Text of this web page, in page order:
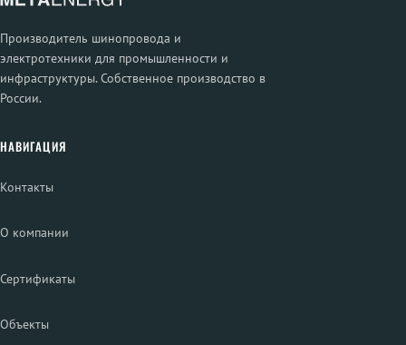
Производитель шинопровода и
электротехники для промышленности и
инфраструктуры. Собственное производство в
России.
НАВИГАЦИЯ
Контакты
О компании
Сертификаты
Объекты